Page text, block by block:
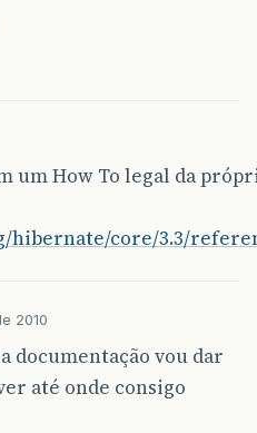
um How To legal da
hibernate/core/3.3/
2010
documentação vou dar
até onde consigo